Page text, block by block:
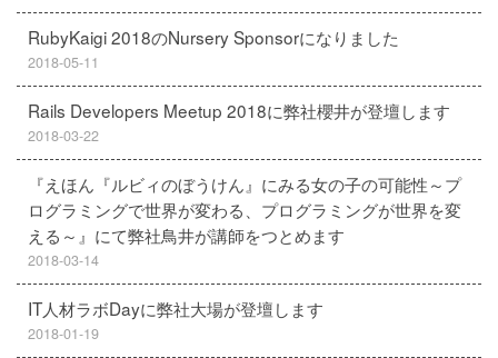
RubyKaigi 2018のNursery Sponsorになりました
2018-05-11
Rails Developers Meetup 2018に弊社櫻井が登壇します
2018-03-22
『えほん『ルビィのぼうけん』にみる女の子の可能性～プ
ログラミングで世界が変わる、プログラミングが世界を変
える～』にて弊社鳥井が講師をつとめます
2018-03-14
IT人材ラボDayに弊社大場が登壇します
2018-01-19